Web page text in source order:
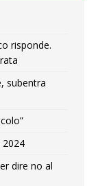
risponde.
subentra
2024
dire no al